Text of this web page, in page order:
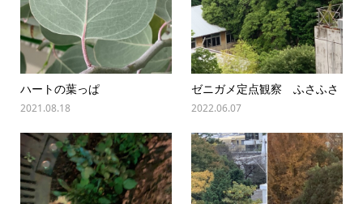
ハートの葉っぱ
2021.08.18
ゼニガメ定点観察 ふさふさ
2022.06.07